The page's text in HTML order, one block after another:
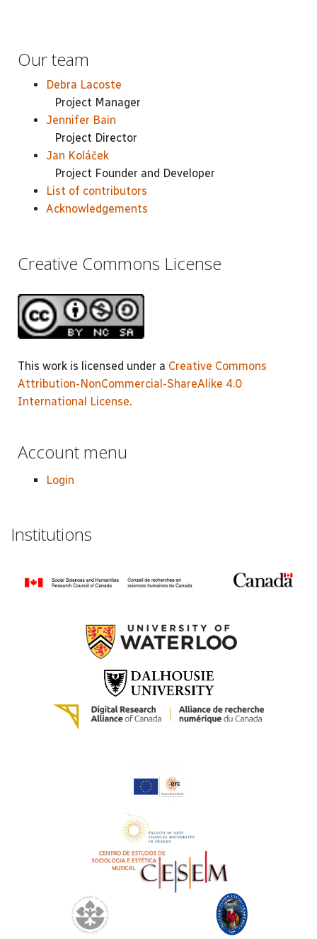
Our team
Debra Lacoste
Project Manager
Jennifer Bain
Project Director
Jan Koláček
Project Founder and Developer
List of contributors
Acknowledgements
Creative Commons License
This work is licensed under a Creative Commons
Attribution-NonCommercial-ShareAlike 4.0
International License.
Account menu
Login
Institutions